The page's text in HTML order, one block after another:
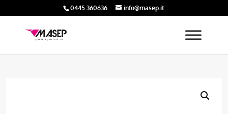
0445 360636 info@masep.it